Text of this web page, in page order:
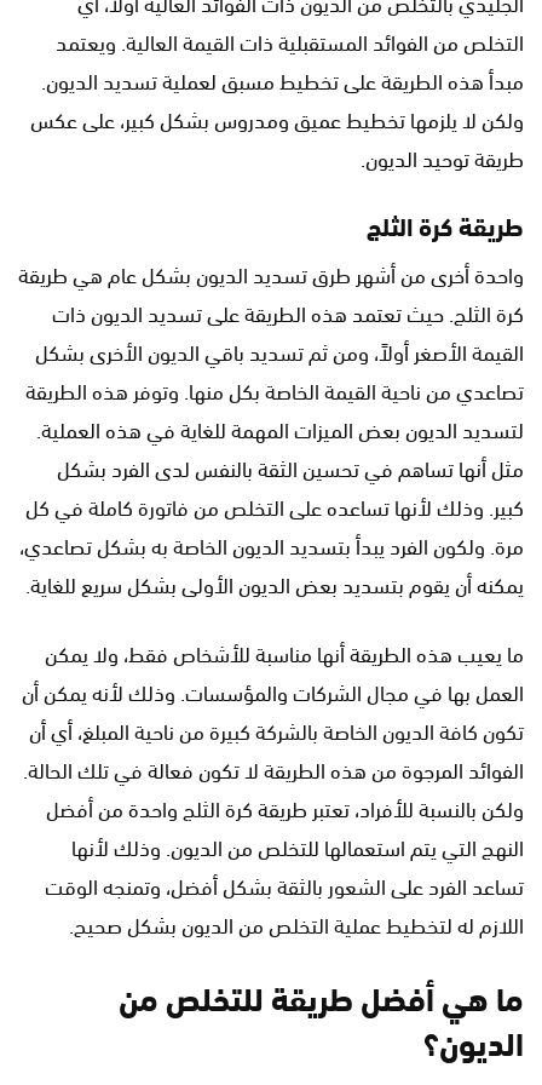
التخلص من الفوائد المستقبلية ذات القيمة العالية. ويعتمد
مبدأ هذه الطريقة على تخطيط مسبق لعملية تسديد الديون.
ولكن لا يلزمها تخطيط عميق ومدروس بشكل كبير، على عكس
طريقة توحيد الديون.
طريقة كرة الثلج
واحدة أخرى من أشهر طرق تسديد الديون بشكل عام هي طريقة
كرة الثلج. حيث تعتمد هذه الطريقة على تسديد الديون ذات
القيمة الأصغر أولاً، ومن ثم تسديد باقي الديون الأخرى بشكل
تصاعدي من ناحية القيمة الخاصة بكل منها. وتوفر هذه الطريقة
لتسديد الديون بعض الميزات المهمة للغاية في هذه العملية.
مثل أنها تساهم في تحسين الثقة بالنفس لدى الفرد بشكل
كبير. وذلك لأنها تساعده على التخلص من فاتورة كاملة في كل
مرة. ولكون الفرد يبدأ بتسديد الديون الخاصة به بشكل تصاعدي،
يمكنه أن يقوم بتسديد بعض الديون الأولى بشكل سريع للغاية.
ما يعيب هذه الطريقة أنها مناسبة للأشخاص فقط، ولا يمكن
العمل بها في مجال الشركات والمؤسسات. وذلك لأنه يمكن أن
تكون كافة الديون الخاصة بالشركة كبيرة من ناحية المبلغ، أي أن
الفوائد المرجوة من هذه الطريقة لا تكون فعالة في تلك الحالة.
ولكن بالنسبة للأفراد، تعتبر طريقة كرة الثلج واحدة من أفضل
النهج التي يتم استعمالها للتخلص من الديون. وذلك لأنها
تساعد الفرد على الشعور بالثقة بشكل أفضل، وتمنجه الوقت
اللازم له لتخطيط عملية التخلص من الديون بشكل صحيح.
ما هي أفضل طريقة للتخلص من
الديون؟